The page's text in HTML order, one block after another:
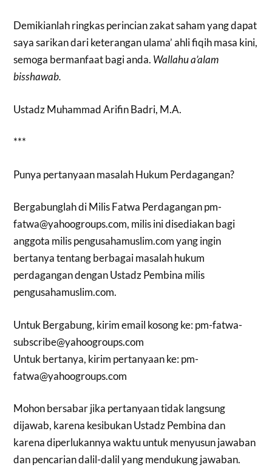
Demikianlah ringkas perincian zakat saham yang dapat
saya sarikan dari keterangan ulama’ ahli fiqih masa kini,
semoga bermanfaat bagi anda. Wallahu a’alam
bisshawab.
Ustadz Muhammad Arifin Badri, M.A.
***
Punya pertanyaan masalah Hukum Perdagangan?
Bergabunglah di Milis Fatwa Perdaganganpm-
fatwa@yahoogroups.com, milis ini disediakan bagi
anggota milis pengusahamuslim.com yang ingin
bertanya tentang berbagai masalah hukum
perdagangan dengan Ustadz Pembina milis
pengusahamuslim.com.
Untuk Bergabung, kirim email kosong ke:pm-fatwa-
subscribe@yahoogroups.com
Untuk bertanya, kirim pertanyaan ke:pm-
fatwa@yahoogroups.com
Mohon bersabar jika pertanyaan tidak langsung
dijawab, karena kesibukan Ustadz Pembina dan
karena diperlukannya waktu untuk menyusun jawaban
dan pencarian dalil-dalil yang mendukung jawaban.